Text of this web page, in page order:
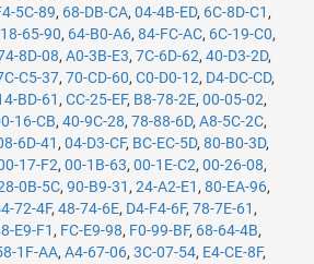
5C-89, 68-DB-CA, 04-4B-ED, 6C-8D-C1 ,
18-65-90, 64-B0-A6, 84-FC-AC, 6C-19-C0,
8D-08, A0-3B-E3, 7C-6D-62, 40-D3-2D,
C5-37, 70-CD-60, C0-D0-12, D4-DC-CD,
BD-61 , CC-25-EF, B8-78-2E, 00-05-02,
16-CB, 40-9C-28, 78-88-6D, A8-5C-2C,
6D-41 , 04-D3-CF, BC-EC-5D, 80-B0-3D,
17-F2, 00-1B-63, 00-1E-C2, 00-26-08,
0B-5C, 90-B9-31 , 24-A2-E1 , 80-EA-96,
72-4F, 48-74-6E, D4-F4-6F, 78-7E-61 ,
E9-F1 , FC-E9-98, F0-99-BF, 68-64-4B,
1F-AA, A4-67-06, 3C-07-54, E4-CE-8F,